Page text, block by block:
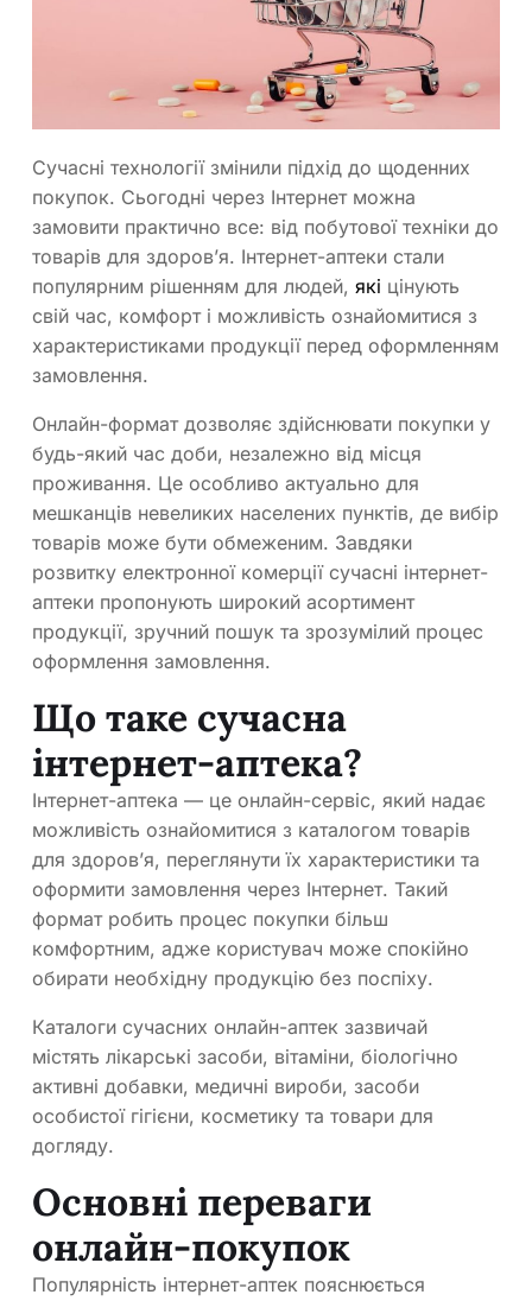
Сучасні технології змінили підхід до щоденних
покупок. Сьогодні через Інтернет можна
замовити практично все: від побутової техніки до
товарів для здоров’я. Інтернет-аптеки стали
популярним рішенням для людей, які цінують
свій час, комфорт і можливість ознайомитися з
характеристиками продукції перед оформленням
замовлення.
Онлайн-формат дозволяє здійснювати покупки у
будь-який час доби, незалежно від місця
проживання. Це особливо актуально для
мешканців невеликих населених пунктів, де вибір
товарів може бути обмеженим. Завдяки
розвитку електронної комерції сучасні інтернет-
аптеки пропонують широкий асортимент
продукції, зручний пошук та зрозумілий процес
оформлення замовлення.
Що таке сучасна
інтернет-аптека?
Інтернет-аптека — це онлайн-сервіс, який надає
можливість ознайомитися з каталогом товарів
для здоров’я, переглянути їх характеристики та
оформити замовлення через Інтернет. Такий
формат робить процес покупки більш
комфортним, адже користувач може спокійно
обирати необхідну продукцію без поспіху.
Каталоги сучасних онлайн-аптек зазвичай
містять лікарські засоби, вітаміни, біологічно
активні добавки, медичні вироби, засоби
особистої гігієни, косметику та товари для
догляду.
Основні переваги
онлайн-покупок
Популярність інтернет-аптек пояснюється